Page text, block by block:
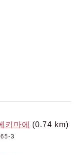
키마에 (0.74 km)
3